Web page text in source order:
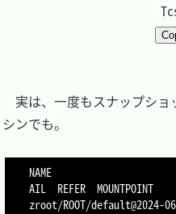
実は、一度もスナップショ
シンでも。
NAME
AIL  REFER  MOUNTPOINT
zroot/ROOT/default@2024-